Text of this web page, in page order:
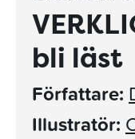
bli läst
Författare:
Illustratör: